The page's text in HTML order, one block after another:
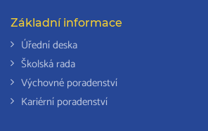
Základní informace
Úřední deska
Školská rada
Výchovné poradenství
Kariérní poradenství